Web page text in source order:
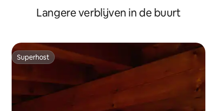
Langere verblijven in de buurt
Superhost
Superhost